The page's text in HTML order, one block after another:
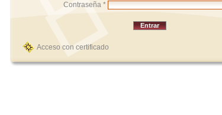
Contraseña *
Acceso con certificado